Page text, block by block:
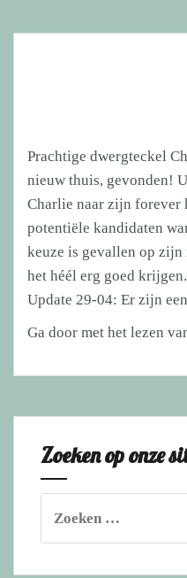
Prachtige dwergteckel
nieuw thuis, gevonden!
Charlie naar zijn forever
potentiële kandidaten
keuze is gevallen op zijn
het héél erg goed
Update 29-04: Er zijn
Ga door met het lezen
Zoeken op onze
naar: